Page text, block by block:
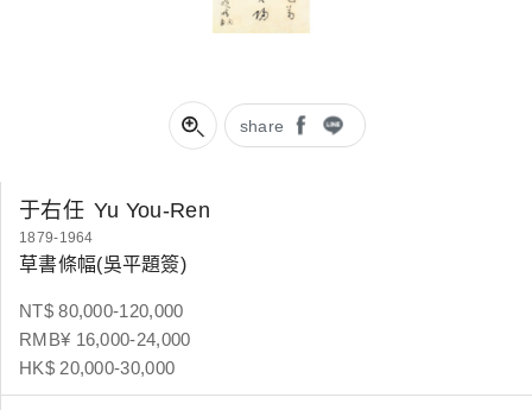
share
于右任 Yu You-Ren
1879-1964
草書條幅(吳平題簽)
NT$ 80,000-120,000
RMB¥ 16,000-24,000
HK$ 20,000-30,000